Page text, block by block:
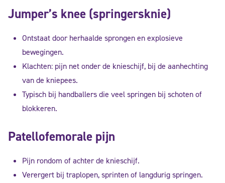
Jumper’s knee (springersknie)
Ontstaat door herhaalde sprongen en explosieve
bewegingen.
Klachten: pijn net onder de knieschijf, bij de aanhechting
van de kniepees.
Typisch bij handballers die veel springen bij schoten of
blokkeren.
Patellofemorale pijn
Pijn rondom of achter de knieschijf.
Verergert bij traplopen, sprinten of langdurig springen.